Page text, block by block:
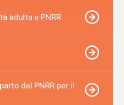
adulta e PNRR
del PNRR per il